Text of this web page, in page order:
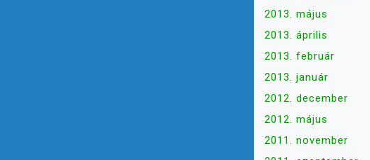
2013. május
2013. április
2013. február
2013. január
2012. december
2012. május
2011. november